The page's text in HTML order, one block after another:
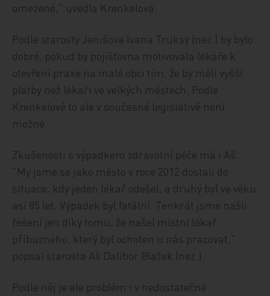
omezené," uvedla Krenkelová.
Podle starosty Jenišova Ivana Truksy (nez.) by bylo
dobré, pokud by pojišťovna motivovala lékaře k
otevření praxe na malé obci tím, že by měli vyšší
platby než lékaři ve velkých městech. Podle
Krenkelové to ale v současné legislativě není
možné.
Zkušenosti s výpadkem zdravotní péče má i Aš.
"My jsme se jako město v roce 2012 dostali do
situace, kdy jeden lékař odešel, a druhý byl ve věku
asi 85 let. Výpadek byl fatální. Tenkrát jsme našli
řešení jen díky tomu, že našel místní lékař
příbuzného, který byl ochoten u nás pracovat,"
popsal starosta Aš Dalibor Blažek (nez.).
Podle něj je ale problém i v nedostatečné